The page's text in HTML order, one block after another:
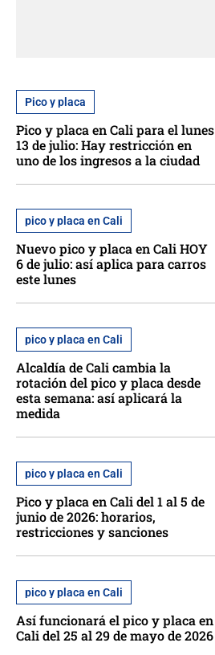
Pico y placa
Pico y placa en Cali para el lunes
13 de julio: Hay restricción en
uno de los ingresos a la ciudad
pico y placa en Cali
Nuevo pico y placa en Cali HOY
6 de julio: así aplica para carros
este lunes
pico y placa en Cali
Alcaldía de Cali cambia la
rotación del pico y placa desde
esta semana: así aplicará la
medida
pico y placa en Cali
Pico y placa en Cali del 1 al 5 de
junio de 2026: horarios,
restricciones y sanciones
pico y placa en Cali
Así funcionará el pico y placa en
Cali del 25 al 29 de mayo de 2026